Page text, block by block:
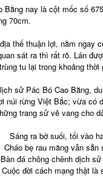
nay là cột mốc số
70cm.
thế thuận lợi, nằm ngay
sát ra thì rất rõ. Lán
tu lại trong khoảng thời
sử Pác Bó Cao Bằng,
núi rừng Việt Bắc; vừa
trang sử vẻ vang cho
Sáng ra bờ suối, tối vào
Cháo bẹ rau măng vẫn sẵn
Bàn đá chông chênh dịch
Cuộc đời cách mạng thật là